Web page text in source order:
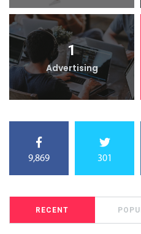
1
Advertising
9,869 301
RECENT